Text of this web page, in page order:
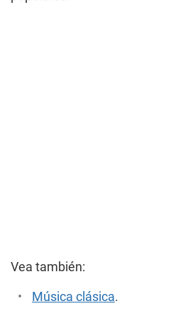
Vea también:
Música clásica.